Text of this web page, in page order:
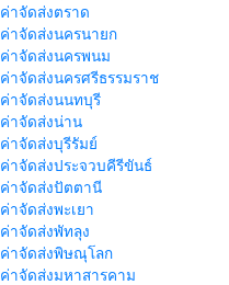
ค่าจัดส่งตราด
ค่าจัดส่งนครนายก
ค่าจัดส่งนครพนม
ค่าจัดส่งนครศรีธรรมราช
ค่าจัดส่งนนทบุรี
ค่าจัดส่งน่าน
ค่าจัดส่งบุรีรัมย์
ค่าจัดส่งประจวบคีรีขันธ์
ค่าจัดส่งปัตตานี
ค่าจัดส่งพะเยา
ค่าจัดส่งพัทลุง
ค่าจัดส่งพิษณุโลก
ค่าจัดส่งมหาสารคาม